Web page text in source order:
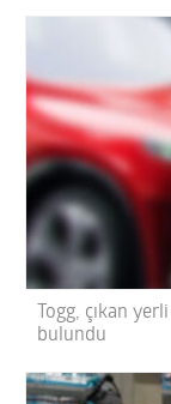
Togg, çıkan
bulundu